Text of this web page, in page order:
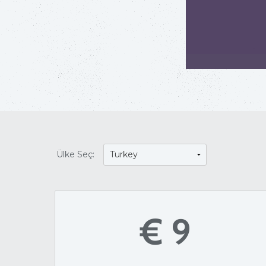
Ülke Seç:
€ 9